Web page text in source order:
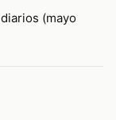
(mayo